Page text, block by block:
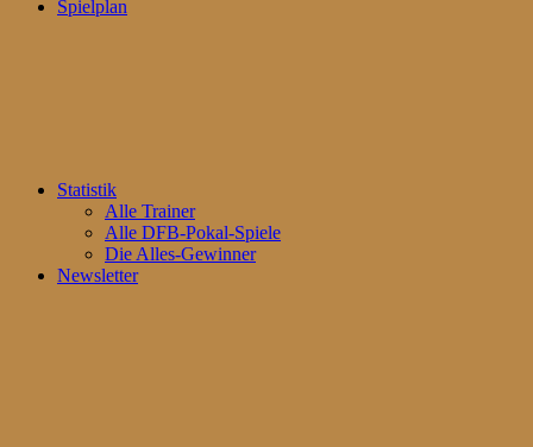
Spielplan
Statistik
Alle Trainer
Alle DFB-Pokal-Spiele
Die Alles-Gewinner
Newsletter